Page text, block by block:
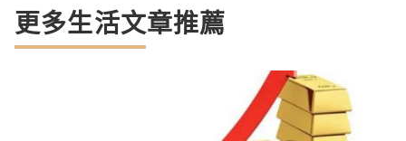
更多生活文章推薦